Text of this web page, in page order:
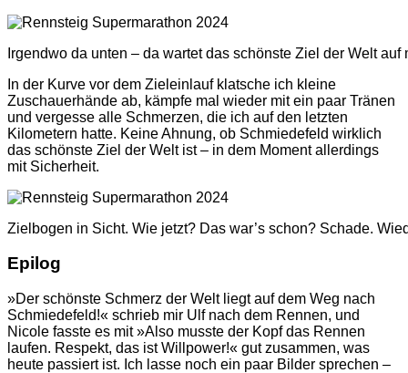
Irgendwo da unten – da wartet das schönste Ziel der Welt auf
In der Kurve vor dem Zieleinlauf klatsche ich kleine
Zuschauerhände ab, kämpfe mal wieder mit ein paar Tränen
und vergesse alle Schmerzen, die ich auf den letzten
Kilometern hatte. Keine Ahnung, ob Schmiedefeld wirklich
das schönste Ziel der Welt ist – in dem Moment allerdings
mit Sicherheit.
Zielbogen in Sicht. Wie jetzt? Das war’s schon? Schade.
Epilog
»Der schönste Schmerz der Welt liegt auf dem Weg nach
Schmiedefeld!« schrieb mir Ulf nach dem Rennen, und
Nicole fasste es mit »Also musste der Kopf das Rennen
laufen. Respekt, das ist Willpower!« gut zusammen, was
heute passiert ist. Ich lasse noch ein paar Bilder sprechen –